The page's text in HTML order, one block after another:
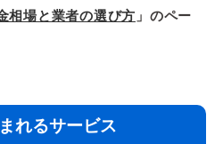
相場と業者の選び方 」のペー
れるサービス